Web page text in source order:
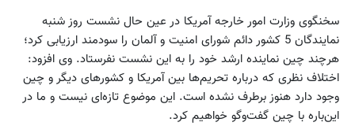
سخنگوی وزارت امور خارجه آمریکا در عین حال نشست روز شنبه
نمایندگان 5 کشور دائم شورای امنیت و آلمان را سودمند ارزیابی کرد؛
هرچند چین نماینده ارشد خود را به این نشست نفرستاد. وی افزود:
اختلاف نظری که درباره تحریم‌ها بین آمریکا و کشورهای دیگر و چین
وجود دارد هنوز برطرف نشده است. این موضوع تازه‌ای نیست و ما در
این‌باره با چین گفت‌وگو خواهیم کرد.